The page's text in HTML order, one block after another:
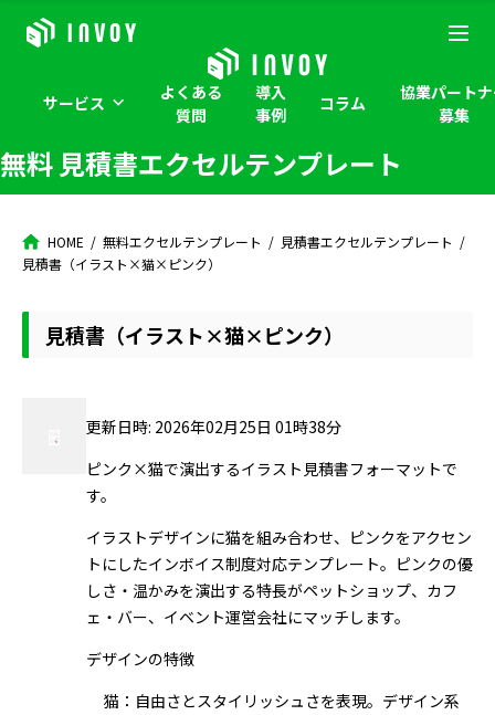
サービス
よくある
質問
導入
事例
コラム
協業パート
募集
無料 見積書エクセルテンプレート
HOME 無料エクセルテンプレート
見積書エクセルテンプレート
見積書（イラスト×猫×ピンク）
見積書（イラスト×猫×ピンク）
更新日時: 2026年02月25日 01時38分
ピンク×猫で演出するイラスト見積書フォーマットで
す。
イラストデザインに猫を組み合わせ、ピンクをアクセン
トにしたインボイス制度対応テンプレート。ピンクの優
しさ・温かみを演出する特長がペットショップ、カフ
ェ・バー、イベント運営会社にマッチします。
デザインの特徴
猫：自由さとスタイリッシュさを表現。デザイン系